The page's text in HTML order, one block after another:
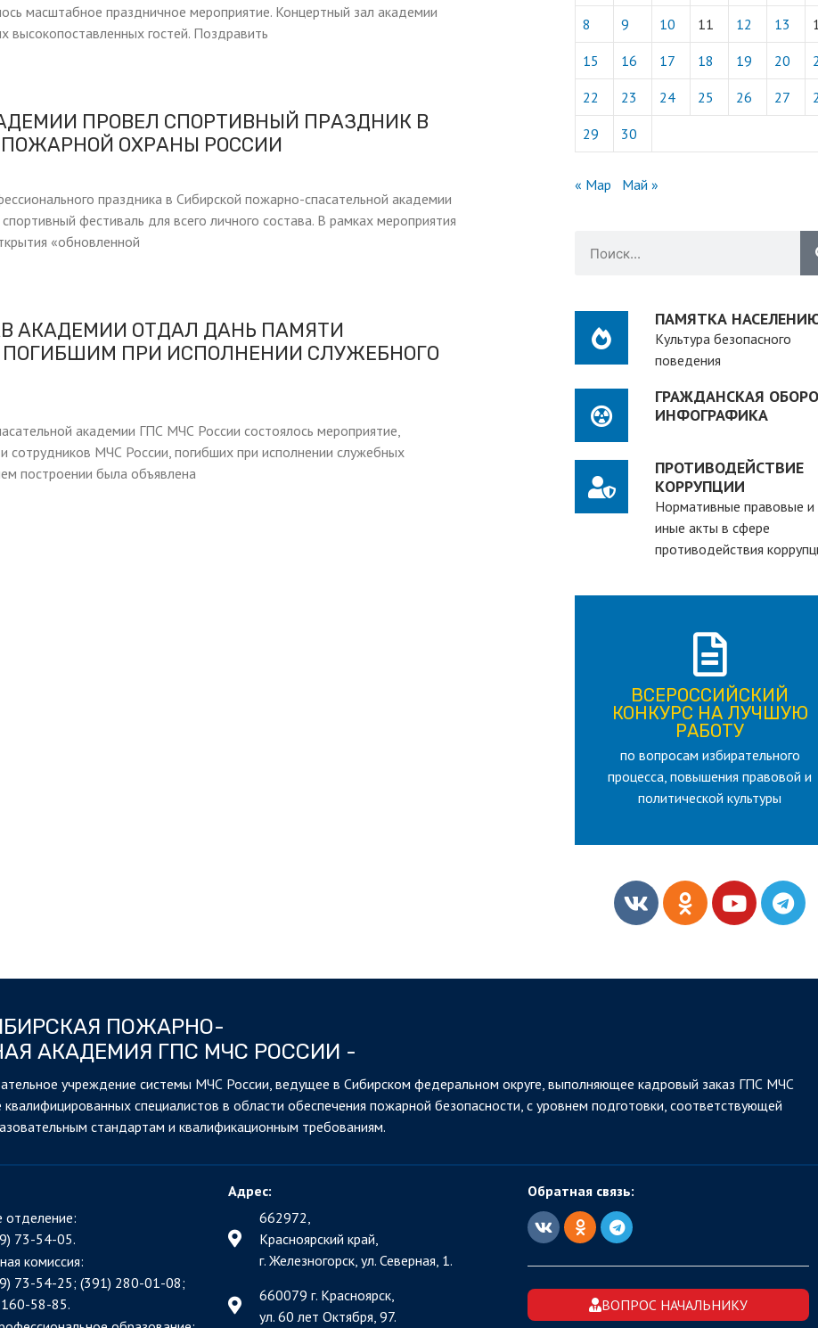
масштабное праздничное мероприятие. Концертный зал академии
высокопоставленных гостей. Поздравить
ПРОВЕЛ СПОРТИВНЫЙ ПРАЗДНИК В
ОХРАНЫ РОССИИ
праздника в Сибирской пожарно-спасательной академии
фестиваль для всего личного состава. В рамках мероприятия
«обновленной
АКАДЕМИИ ОТДАЛ ДАНЬ ПАМЯТИ
ПРИ ИСПОЛНЕНИИ СЛУЖЕБНОГО
академии ГПС МЧС России состоялось мероприятие,
сотрудников МЧС России, погибших при исполнении служебных
построении была объявлена
8 9 10 11 12 13
15 16 17 18 19 20
22 23 24 25 26 27
29 30
« Мар Май »
ПАМЯТКА
Культура безопасного
поведения
ГРАЖДАНСКАЯ
ИНФОГРАФИКА
ПРОТИВОДЕЙСТВИЕ
КОРРУПЦИИ
Нормативные правовые и
иные акты в сфере
противодействия
ВСЕРОССИЙСКИЙ
КОНКУРС НА ЛУЧШУЮ
РАБОТУ
по вопросам избирательного
процесса, повышения правовой и
политической культуры
ВСЕРОССИЙСКИЙ
КОНКУРС НА ЛУЧШУЮ
РАБОТУ
для лица старше 18 и моложе 35
лет
ПОДРОБНЕЕ
ПОЖАРНО-
АКАДЕМИЯ ГПС МЧС РОССИИ -
учреждение системы МЧС России, ведущее в Сибирском федеральном округе, выполняющее кадровый заказ ГПС МЧС
квалифицированных специалистов в области обеспечения пожарной безопасности, с уровнем подготовки, соответствующей
стандартам и квалификационным требованиям.
73-54-05.
комиссия:
73-54-25; (391) 280-01-08;
58-85.
Адрес:
662972,
Красноярский край,
г. Железногорск, ул. Северная, 1.
660079 г. Красноярск,
ул. 60 лет Октября, 97.
Обратная связь:
ВОПРОС НАЧАЛЬНИКУ